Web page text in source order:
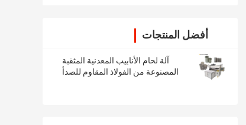
أفضل المنتجات
آلة لحام الأنابيب المعدنية المثقبة
المصنوعة من الفولاذ المقاوم للصدأ